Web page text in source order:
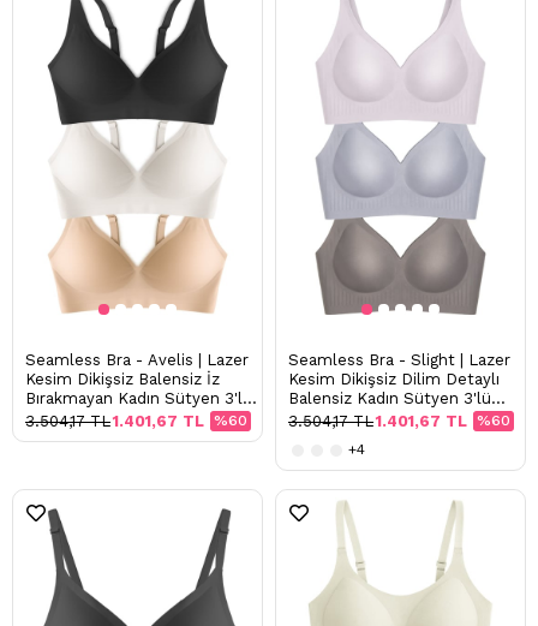
Seamless Bra - Avelis | Lazer
Kesim Dikişsiz Balensiz İz
Bırakmayan Kadın Sütyen 3'lü
Paket-2
%60
1.401,67 TL
3.504,17 TL
Seamless Bra - Slight | Lazer
Kesim Dikişsiz Dilim Detaylı
Balensiz Kadın Sütyen 3'lü
Paket-2
%60
1.401,67 TL
3.504,17 TL
+4